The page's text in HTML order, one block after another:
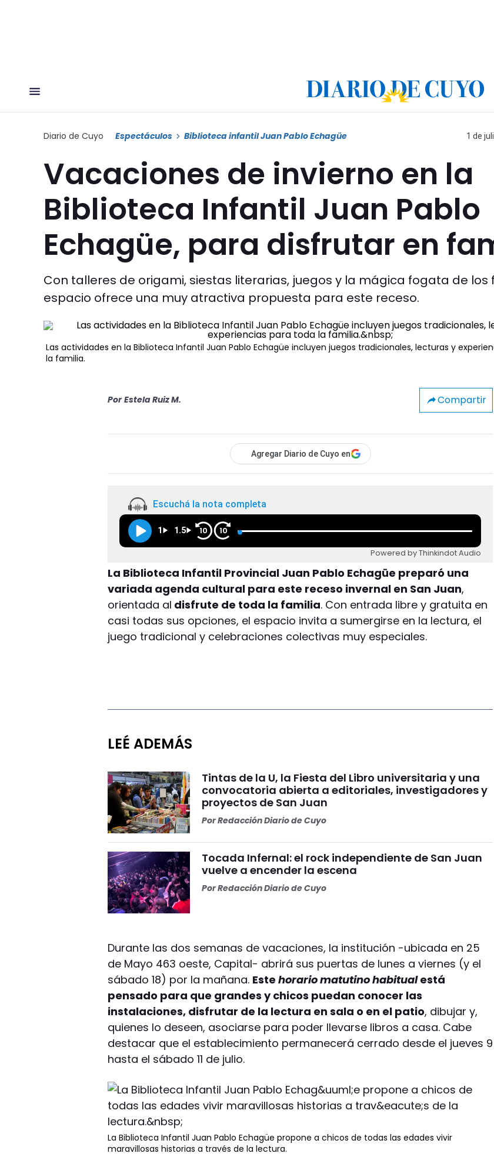
Diario de Cuyo Espectáculos Biblioteca infantil Juan Pablo Echagüe 1 de
Vacaciones de invierno en la
Biblioteca Infantil Juan Pablo
Echagüe, para disfrutar en
Con talleres de origami, siestas literarias, juegos y la mágica fogata de los
espacio ofrece una muy atractiva propuesta para este receso.
Las actividades en la Biblioteca Infantil Juan Pablo Echagüe incluyen juegos tradicionales, lecturas y
la familia.
Por Estela Ruiz M. Compartir
Agregar Diario de Cuyo en
Escuchá la nota completa
1 1.5 10 10
Powered by Thinkindot Audio
La Biblioteca Infantil Provincial Juan Pablo Echagüe preparó una
variada agenda cultural para este receso invernal en San Juan,
orientada al disfrute de toda la familia. Con entrada libre y gratuita en
casi todas sus opciones, el espacio invita a sumergirse en la lectura, el
juego tradicional y celebraciones colectivas muy especiales.
LEÉ ADEMÁS
Tintas de la U, la Fiesta del Libro universitaria y una
convocatoria abierta a editoriales, investigadores y
proyectos de San Juan
PorRedacción Diario de Cuyo
Tocada Infernal: el rock independiente de San Juan
vuelve a encender la escena
PorRedacción Diario de Cuyo
Durante las dos semanas de vacaciones, la institución -ubicada en 25
de Mayo 463 oeste, Capital- abrirá sus puertas de lunes a viernes (y el
sábado 18) por la mañana. Estehorario matutino habitualestá
pensado para que grandes y chicos puedan conocer las
instalaciones, disfrutar de la lectura en sala o en el patio, dibujar y,
quienes lo deseen, asociarse para poder llevarse libros a casa. Cabe
destacar que el establecimiento permanecerá cerrado desde el jueves 9
hasta el sábado 11 de julio.
La Biblioteca Infantil Juan Pablo Echagüe propone a chicos de todas las edades vivir
maravillosas historias a través de la lectura.